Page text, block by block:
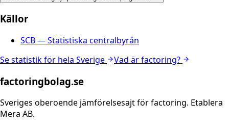
Källor
SCB — Statistiska centralbyrån
Se statistik för hela Sverige
Vad är factoring?
factoringbolag.se
Sveriges oberoende jämförelsesajt för factoring. Etablera
Mera AB.